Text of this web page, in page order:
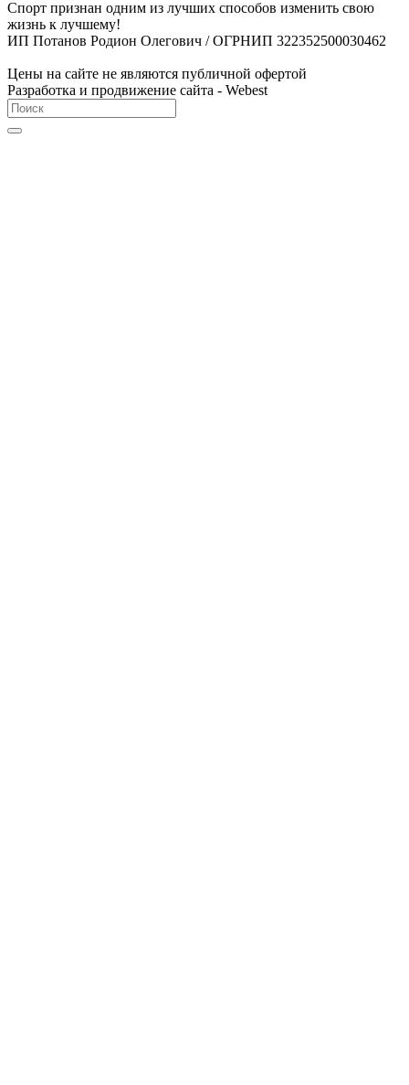
Спорт признан одним из лучших способов изменить свою
жизнь к лучшему!
ИП Потанов Родион Олегович / ОГРНИП 322352500030462
Цены на сайте не являются публичной офертой
Разработка и продвижение сайта - Webest